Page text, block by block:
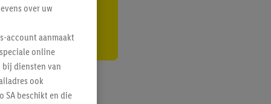
over uw
account aanmaakt
online
diensten van
ook
SA beschikt en die